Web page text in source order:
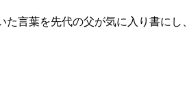
言葉を先代の父が気に入り書に